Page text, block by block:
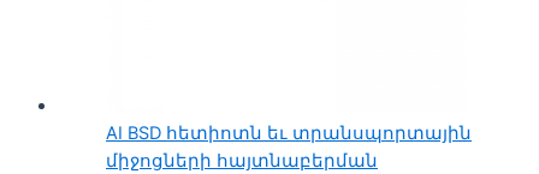
AI BSD հետիոտն եւ տրանսպորտային
միջոցների հայտնաբերման